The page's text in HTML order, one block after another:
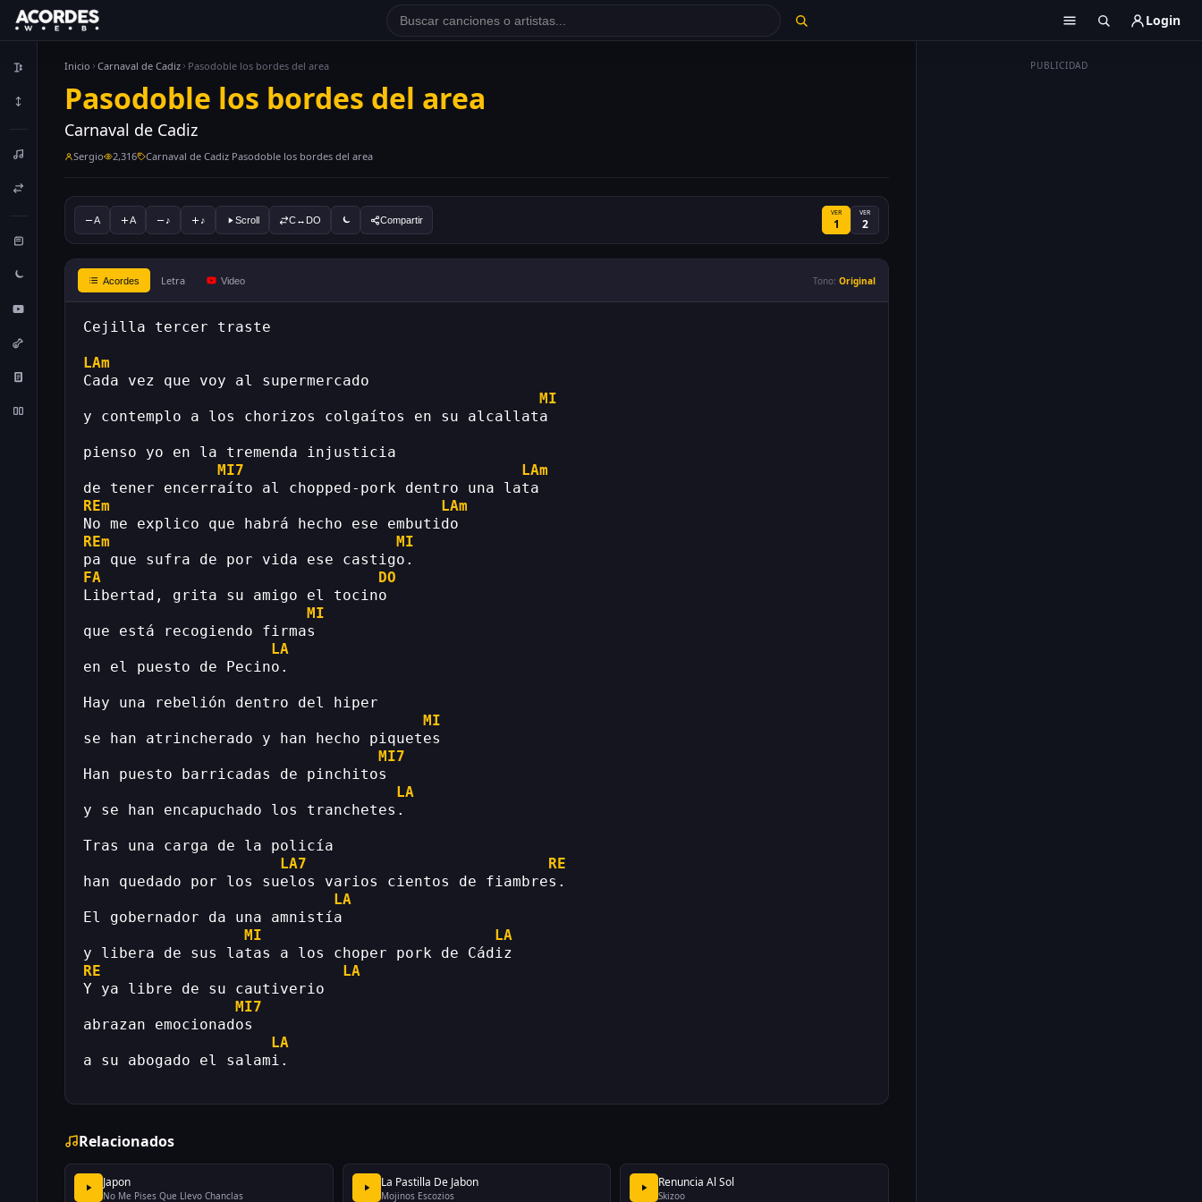
Login
PUBLICIDAD
Inicio Carnaval de Cadiz Pasodoble los bordes del area
Pasodoble los bordes del area
Carnaval de Cadiz
Sergio 2,316 Carnaval de Cadiz Pasodoble los bordes del area
A A ♪ ♪ Scroll C↔DO Compartir
VER
1
VER
2
Acordes Letra Video Tono: Original
Cejilla tercer traste
LAm
Cada vez que voy al supermercado
MI
y contemplo a los chorizos colgaítos en su alcallata
pienso yo en la tremenda injusticia
MI7
LAm
de tener encerraíto al chopped-pork dentro una lata
REm
LAm
No me explico que habrá hecho ese embutido
REm
MI
pa que sufra de por vida ese castigo.
FA
DO
Libertad, grita su amigo el tocino
MI
que está recogiendo firmas
LA
en el puesto de Pecino.
Hay una rebelión dentro del hiper
MI
se han atrincherado y han hecho piquetes
MI7
Han puesto barricadas de pinchitos
LA
y se han encapuchado los tranchetes.
Tras una carga de la policía
LA7
RE
han quedado por los suelos varios cientos de fiambres.
LA
El gobernador da una amnistía
MI
LA
y libera de sus latas a los choper pork de Cádiz
RE
LA
Y ya libre de su cautiverio
MI7
abrazan emocionados
LA
a su abogado el salami.
Relacionados
Japon
No Me Pises Que Llevo Chanclas
La Pastilla De Jabon
Mojinos Escozios
Renuncia Al Sol
Skizoo